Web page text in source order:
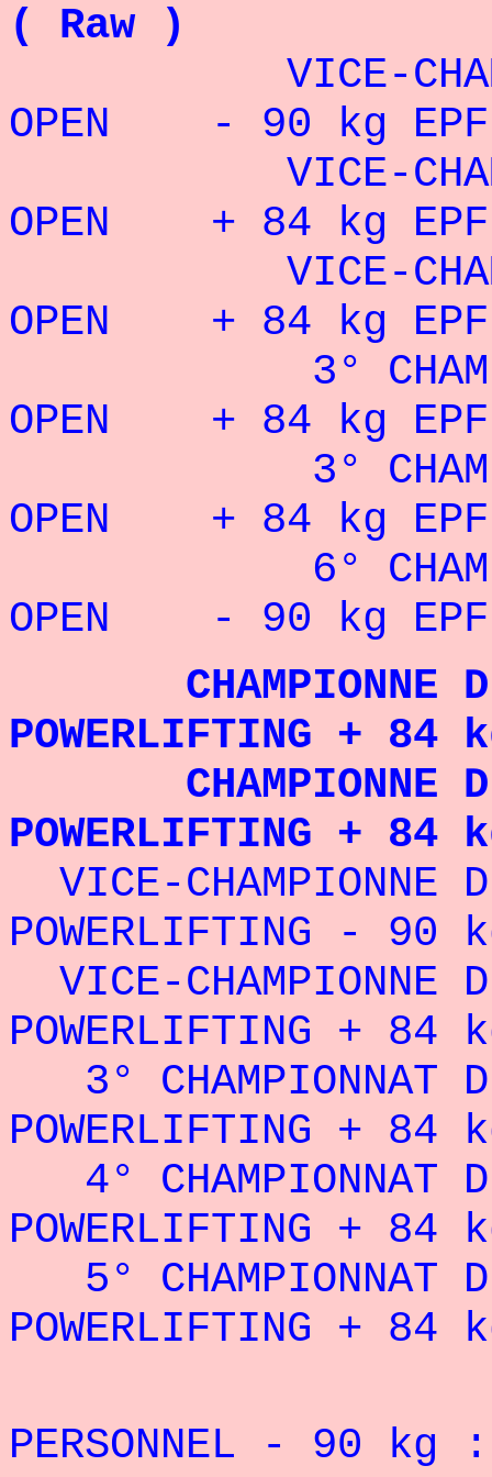
( Raw )
VICE-
OPEN - 90 kg
VICE-
OPEN + 84 kg
VICE-
OPEN + 84 kg
3°
OPEN + 84 kg
3°
OPEN + 84 kg
6°
OPEN - 90 kg
CHAMPIONNE
POWERLIFTING +
CHAMPIONNE
POWERLIFTING +
VICE-CHAMPIONNE
POWERLIFTING - 90
VICE-CHAMPIONNE
POWERLIFTING +
3° CHAMPIONNAT
POWERLIFTING +
4° CHAMPIONNAT
POWERLIFTING +
5° CHAMPIONNAT
POWERLIFTING +
PERSONNEL - 90